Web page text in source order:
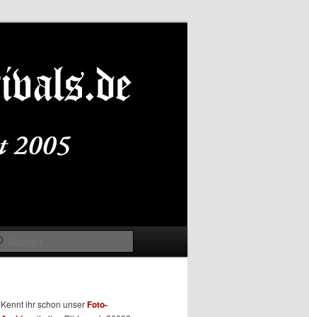
Kennt ihr schon unserFoto-